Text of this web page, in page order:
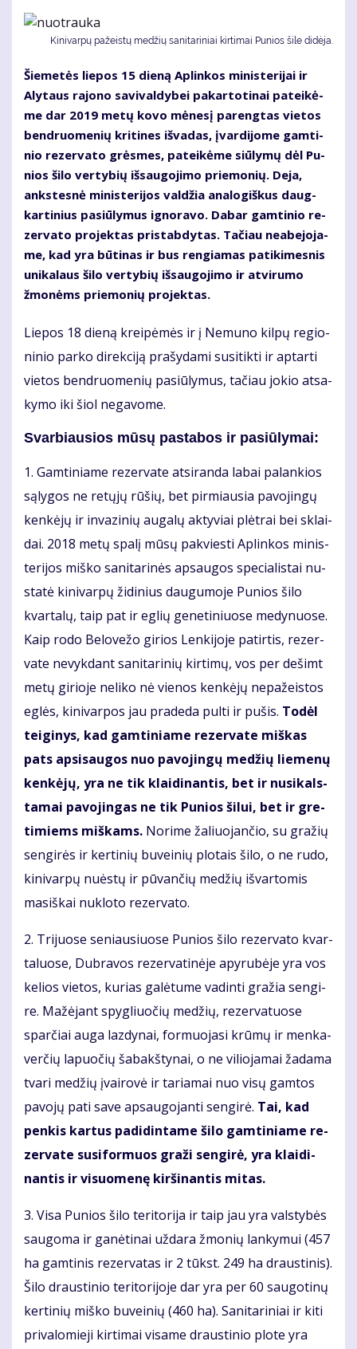
Ki­ni­var­pų pa­žeis­tų me­džių sa­ni­ta­ri­niai kir­ti­mai Pu­nios ši­le di­dė­ja.
Šie­me­tės lie­pos 15 die­ną Ap­lin­kos mi­nis­te­ri­jai ir
Aly­taus ra­jo­no sa­vi­val­dy­bei pa­kar­to­ti­nai pa­tei­kė­
me dar 2019 me­tų ko­vo mė­ne­sį pa­reng­tas vie­tos
ben­druo­me­nių kri­ti­nes iš­va­das, įvar­di­jo­me gam­ti­
nio re­zer­va­to grės­mes, pa­tei­kė­me siū­ly­mų dėl Pu­
nios ši­lo ver­ty­bių iš­sau­go­ji­mo prie­mo­nių. De­ja,
anks­tes­nė mi­nis­te­ri­jos val­džia ana­lo­giš­kus daug­
kar­ti­nius pa­siū­ly­mus ig­no­ra­vo. Da­bar gam­ti­nio re­
zer­va­to pro­jek­tas pri­stab­dy­tas. Ta­čiau ne­abe­jo­ja­
me, kad yra bū­ti­nas ir bus ren­gia­mas pa­ti­ki­mes­nis
uni­ka­laus ši­lo ver­ty­bių iš­sau­go­ji­mo ir at­vi­ru­mo
žmo­nėms prie­mo­nių pro­jek­tas.
Lie­pos 18 die­ną krei­pė­mės ir į Ne­mu­no kil­pų re­gio­
ni­nio par­ko di­rek­ci­ją pra­šy­da­mi su­si­tik­ti ir ap­tar­ti
vie­tos ben­druo­me­nių pa­siū­ly­mus, ta­čiau jo­kio at­sa­
ky­mo iki šiol ne­ga­vo­me.
Svarbiausios mū­sų pa­sta­bos ir pa­siū­ly­mai:
1. Gam­ti­nia­me re­zer­va­te at­si­ran­da la­bai pa­lan­kios
są­ly­gos ne re­tų­jų rū­šių, bet pir­miau­sia pa­vo­jin­gų
ken­kė­jų ir in­va­zi­nių au­ga­lų ak­ty­viai plėt­rai bei sklai­
dai. 2018 me­tų spa­lį mū­sų pa­kvies­ti Ap­lin­kos mi­nis­
te­ri­jos miš­ko sa­ni­ta­ri­nės ap­sau­gos spe­cia­lis­tai nu­
sta­tė ki­ni­var­pų ži­di­nius dau­gu­mo­je Pu­nios ši­lo
kvar­ta­lų, taip pat ir eg­lių ge­ne­ti­niuo­se me­dy­nuo­se.
Kaip ro­do Be­lo­ve­žo gi­rios Len­ki­jo­je pa­tir­tis, re­zer­
va­te ne­vyk­dant sa­ni­ta­ri­nių kir­ti­mų, vos per de­šimt
me­tų gi­rio­je ne­li­ko nė vie­nos ken­kė­jų ne­pa­žeis­tos
eg­lės, ki­ni­var­pos jau pra­de­da pul­ti ir pu­šis. To­dėl
tei­gi­nys, kad gam­ti­nia­me re­zer­va­te miš­kas
pats ap­si­sau­gos nuo pa­vo­jin­gų me­džių lie­me­nų
ken­kė­jų, yra ne tik klai­di­nan­tis, bet ir nu­si­kals­
ta­mai pa­vo­jin­gas ne tik Pu­nios ši­lui, bet ir gre­
ti­miems miš­kams. No­ri­me ža­liuo­jančio, su gra­žių
sen­gi­rės ir ker­ti­nių bu­vei­nių plo­tais ši­lo, o ne ru­do,
ki­ni­var­pų nu­ės­tų ir pū­vančių me­džių iš­var­to­mis
ma­siš­kai nu­klo­to re­zer­va­to.
2. Tri­juo­se se­niau­siuo­se Pu­nios ši­lo re­zer­va­to kvar­
ta­luo­se, Dub­ra­vos re­zer­va­ti­nė­je apy­ru­bė­je yra vos
ke­lios vie­tos, ku­rias ga­lė­tu­me va­din­ti gra­žia sen­gi­
re. Ma­žė­jant spyg­liuočių me­džių, re­zer­va­tuo­se
sparčiai au­ga laz­dy­nai, for­muo­ja­si krū­mų ir men­ka­
verčių la­puočių ša­bakš­ty­nai, o ne vi­lio­ja­mai ža­da­ma
tva­ri me­džių įvai­ro­vė ir ta­ria­mai nuo vi­sų gam­tos
pa­vo­jų pa­ti sa­ve ap­sau­go­jan­ti sen­gi­rė. Tai, kad
pen­kis kar­tus pa­di­din­ta­me ši­lo gam­ti­nia­me re­
zer­va­te su­si­for­muos gra­ži sen­gi­rė, yra klai­di­
nan­tis ir vi­suo­me­nę kir­ši­nan­tis mi­tas.
3. Vi­sa Pu­nios ši­lo te­ri­to­ri­ja ir taip jau yra vals­ty­bės
sau­go­ma ir ga­nė­ti­nai už­da­ra žmo­nių lan­ky­mui (457
ha gam­ti­nis re­zer­va­tas ir 2 tūkst. 249 ha draus­ti­nis).
Ši­lo draus­ti­nio te­ri­to­ri­jo­je dar yra per 60 sau­go­ti­nų
ker­ti­nių miš­ko bu­vei­nių (460 ha). Sa­ni­ta­ri­niai ir ki­ti
pri­va­lo­mie­ji kir­ti­mai vi­sa­me draus­ti­nio plo­te yra